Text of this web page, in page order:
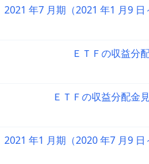
2021 年7 月期（2021 年1 月9
ＥＴＦの収益分
ＥＴＦの収益分配金
2021 年1 月期（2020 年7 月9